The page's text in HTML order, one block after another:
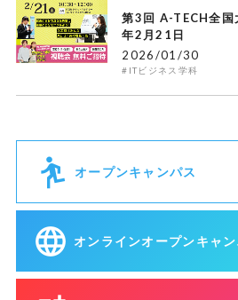
第3回 A-TECH全
年2月21日
2026/01/30
#ITビジネス学科
オープンキャンパス
オンラインオープンキャン